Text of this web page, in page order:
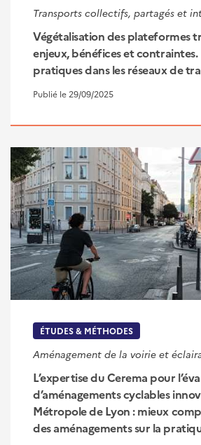
Transports collectifs, partagés et
Végétalisation des plateformes
enjeux, bénéfices et contraintes.
pratiques dans les réseaux de
Publié le 29/09/2025
ÉTUDES & MÉTHODES
Aménagement de la voirie et
L’expertise du Cerema pour
d’aménagements cyclables
Métropole de Lyon : mieux
des aménagements sur la